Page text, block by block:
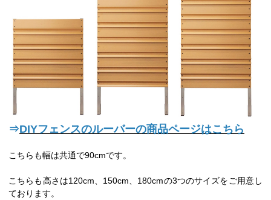
⇒DIYフェンスのルーバーの商品ページはこちら
こちらも幅は共通で90cmです。
こちらも高さは120cm、150cm、180cmの3つのサイズをご用意し
ております。